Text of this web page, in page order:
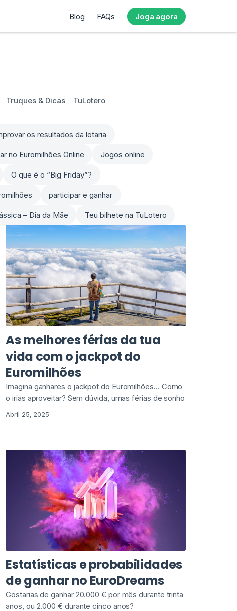
Blog FAQs Joga agora
Truques & Dicas TuLotero
os resultados da lotaria
no Euromilhões Online Jogos online
O que é o “Big Friday”?
participar e ganhar
– Dia da Mãe Teu bilhete na TuLotero
As melhores férias da tua
vida com o jackpot do
Euromilhões
Imagina ganhares o jackpot do Euromilhões… Como
o irias aproveitar? Sem dúvida, umas férias de sonho
Abril 25, 2025
Estatísticas e probabilidades
de ganhar no EuroDreams
Gostarias de ganhar 20.000 € por mês durante trinta
anos, ou 2.000 € durante cinco anos?